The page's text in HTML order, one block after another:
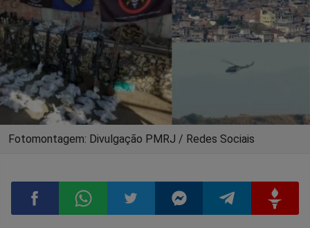
Fotomontagem: Divulgação PMRJ / Redes Sociais